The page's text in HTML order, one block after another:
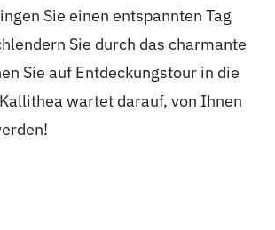
Sie einen entspannten Tag
Sie durch das charmante
Sie auf Entdeckungstour in die
wartet darauf, von Ihnen